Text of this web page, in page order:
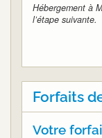
Hébergement à
l’étape suivante.
Forfaits
Votre